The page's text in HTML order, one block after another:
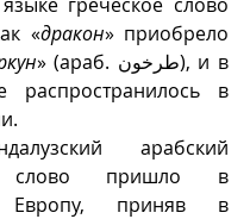
«дракон» приобрело
» (араб. طرخون), и в
распространилось в
арабский
пришло в
Европу, приняв в